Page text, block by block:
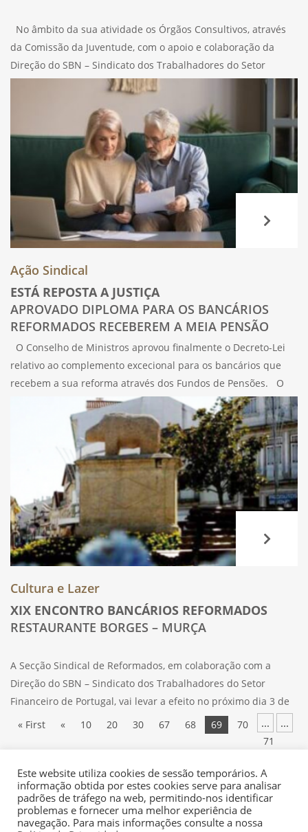
No âmbito da sua atividade os Órgãos Consultivos, através
da Comissão da Juventude, com o apoio e colaboração da
Direção do SBN – Sindicato dos Trabalhadores do Setor
Financeiro de Portugal, vão promover, no próximo dia 20 de
Ação Sindical
ESTÁ REPOSTA A JUSTIÇA
APROVADO DIPLOMA PARA OS BANCÁRIOS
REFORMADOS RECEBEREM A MEIA PENSÃO
O Conselho de Ministros aprovou finalmente o Decreto-Lei
relativo ao complemento excecional para os bancários que
recebem a sua reforma através dos Fundos de Pensões. O
SBN, o MAIS e o SBC, irmanados e apoiados pela UGT,
Cultura e Lazer
XIX ENCONTRO BANCÁRIOS REFORMADOS
RESTAURANTE BORGES – MURÇA
A Secção Sindical de Reformados, em colaboração com a
Direção do SBN – Sindicato dos Trabalhadores do Setor
Financeiro de Portugal, vai levar a efeito no próximo dia 3 de
junho (sábado), no Restaurante Borges, em Murça, o seu XIX
« First « ...
10 20 30 ...
67 68 69
70
71
Este website utiliza cookies de sessão temporários. A
informação obtida por estes cookies serve para analisar
padrões de tráfego na web, permitindo-nos identificar
problemas e fornecer uma melhor experiência de
navegação. Para mais informações consulte a nossa